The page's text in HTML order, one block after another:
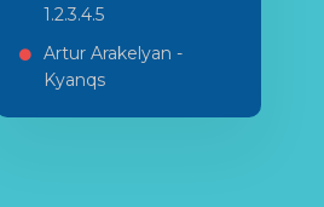
1.2.3.4.5
Artur Arakelyan -
Kyanqs